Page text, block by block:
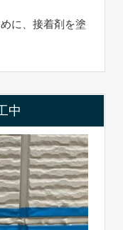
に、接着剤を塗
中